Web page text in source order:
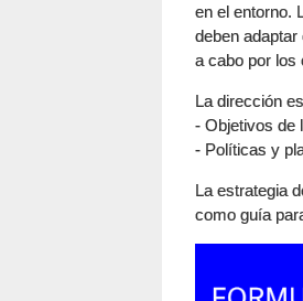
en el entorno.
deben
a cabo por los
La dirección
- Objetivos de
- Políticas y
La estrategia
como guía